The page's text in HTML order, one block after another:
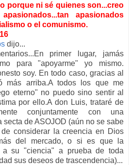
porque ni sé quienes son...creo
apasionados
o el comunismo.
dijo...
primer lugar, jamás
para "apoyarme" yo mismo.
soy. En todo caso, gracias al
más arriba.A todos los que me
eterno" no puedo sino sentir al
por ello.A don Luis, trataré de
conjuntamente con una
secta de ASOJOD (aún no se sabe
considerar la creencia en Dios
del mercado, o si es que la
su "ciencia" a prueba de toda
sus deseos de trascendencia)...